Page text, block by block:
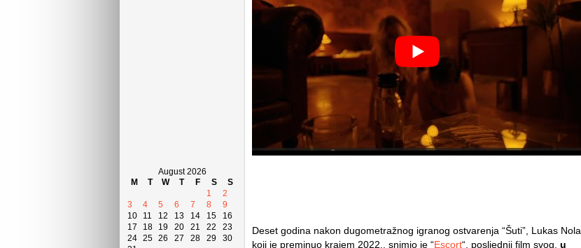
August 2026
M
T W T F S
S
1
2
3
4 5 6 7 8
9
10
11 12 13 14 15
16
17
18 19 20 21 22
23
24 25 26 27 28 29
30
Deset godina nakon dugometražnog igranog ostvarenja “Šuti”, Lukas Nola,
koji je preminuo krajem 2022., snimio je “Escort“, posljednji film svog, u